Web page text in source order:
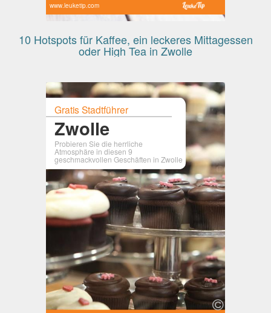
www.leuketip.com
10 Hotspots für Kaffee, ein leckeres Mittagessen
oder High Tea in Zwolle
Gratis Stadtführer
Zwolle
Probieren Sie die herrliche
Atmosphäre in diesen 9
geschmackvollen Geschäften in Zwolle